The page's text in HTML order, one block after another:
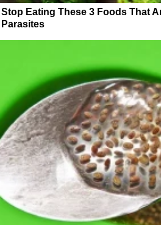
Stop Eating These 3 Foods That
Parasites